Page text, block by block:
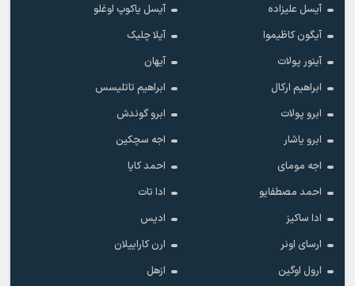
آیسل علیزاده
آیسل یاکوپ اوغلو
آیگون کاظیموا
آیلا چلیک
آینور پولات
آیهان
ابراهیم ارکال
ابراهیم تاتلیسس
ابرو پولات
ابرو گوندش
ابرو یاشار
اجه سچکین
اجه مومای
احمد کایا
احمد مصطفایو
ادا تات
ادا ساکیز
ادیس
ارسای اونر
ارن کاراییلان
ارول اوگین
ازهل